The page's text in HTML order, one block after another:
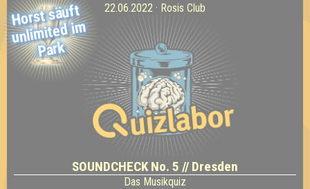
Horst säuft
unli
mited i
m
Park
22.06.2022 · Rosis Club
SOUNDCHECK No. 5 // Dresden
Das Musikquiz